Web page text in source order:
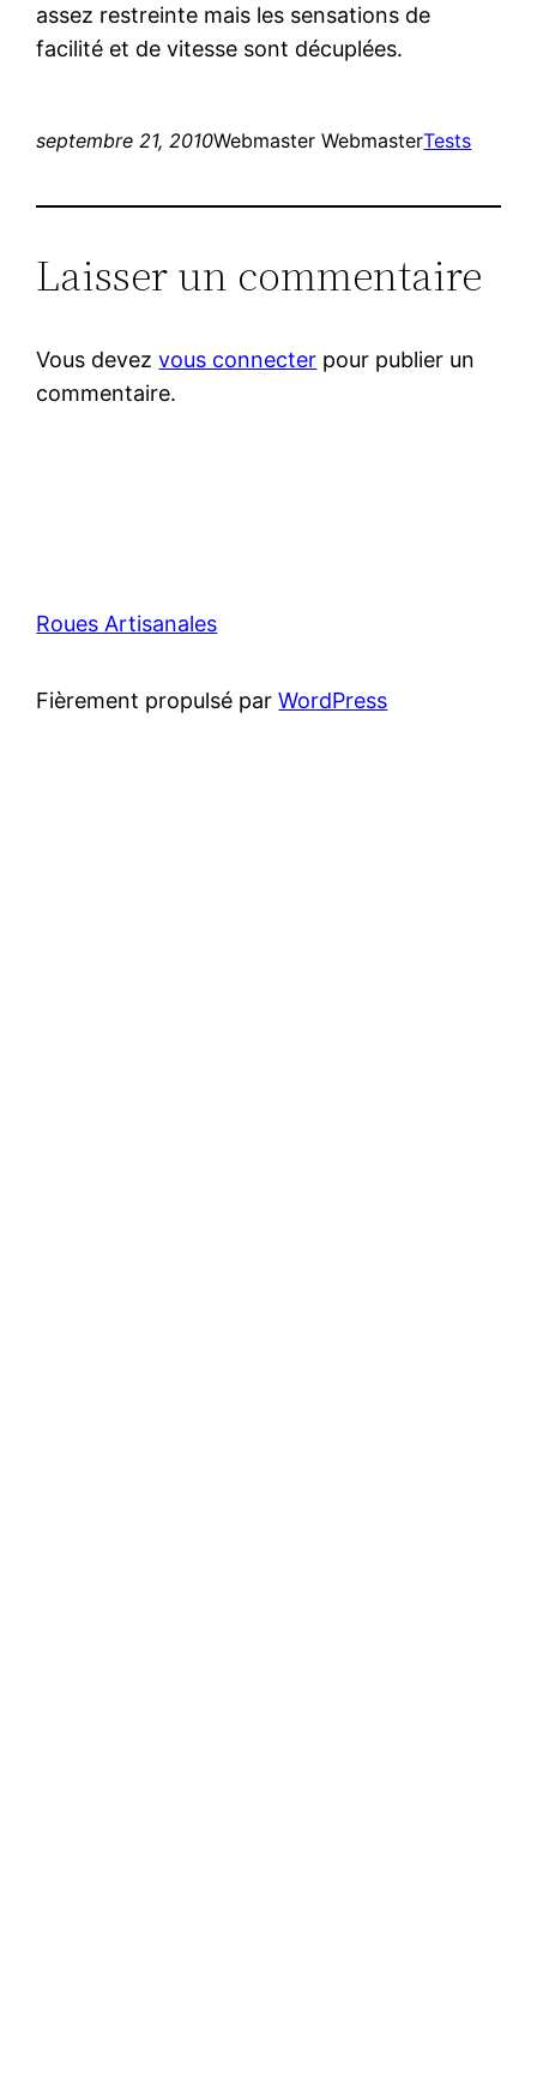
assez restreinte mais les sensations de
facilité et de vitesse sont décuplées.
septembre 21, 2010Webmaster WebmasterTests
Laisser un commentaire
Vous devezvous connecter pour publier un
commentaire.
Roues Artisanales
Fièrement propulsé parWordPress